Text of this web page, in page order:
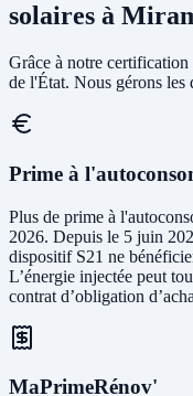
solaires à
Grâce à notre
de l'État. Nous gérons les
Prime à
Plus de prime à
2026. Depuis le 5 juin
dispositif S21 ne
L’énergie injectée peut
contrat d’obligation
MaPrimeRénov'